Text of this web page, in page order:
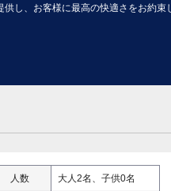
し、お客様に最高の快適さをお約束
人数 大人2名、子供0名